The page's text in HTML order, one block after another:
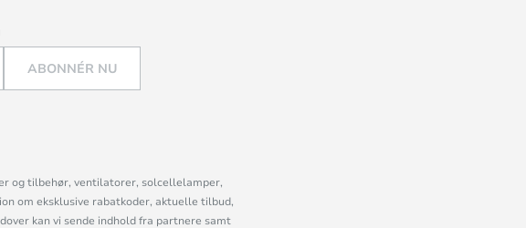
ABONNÉR NU
og tilbehør, ventilatorer, solcellelamper,
om eksklusive rabatkoder, aktuelle tilbud,
kan vi sende indhold fra partnere samt